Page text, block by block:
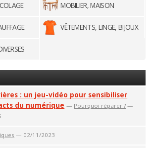
MOBILIER, MAISON
VÊTEMENTS, LINGE, BIJOUX
: un jeu-vidéo pour sensibiliser
du numérique — Pourquoi réparer ? —
— 02/11/2023